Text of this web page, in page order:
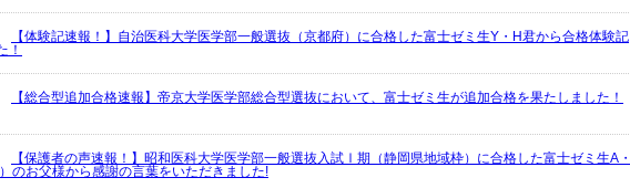
【体験記速報！】自治医科大学医学部一般選抜（京都府）に合格した富士ゼミ生Y・H君から合格体験記
！
【総合型追加合格速報】帝京大学医学部総合型選抜において、富士ゼミ生が追加合格を果たしました！
【保護者の声速報！】昭和医科大学医学部一般選抜入試Ⅰ期（静岡県地域枠）に合格した富士ゼミ生A・
のお父様から感謝の言葉をいただきました!